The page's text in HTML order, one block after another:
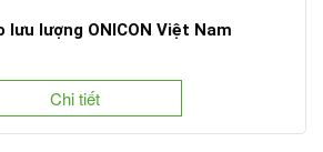
lưu lượng ONICON Việt Nam
Chi tiết